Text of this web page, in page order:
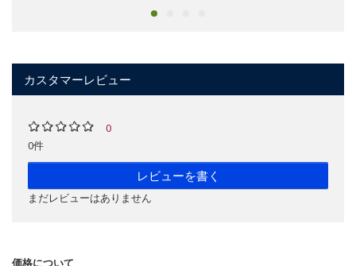
カスタマーレビュー
0
0件
レビューを書く
まだレビューはありません